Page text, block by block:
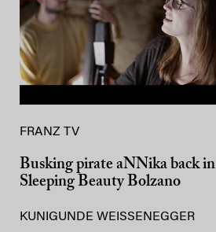
FRANZ TV
Busking pirate aNNika back in
Sleeping Beauty Bolzano
KUNIGUNDE WEISSENEGGER